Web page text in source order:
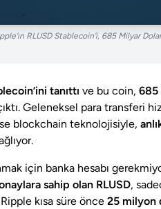
RLUSD Stablecoin’i, 685 Milyar
tanıttı ve bu coin, 685
Geleneksel para transferi
ise blockchain teknolojisiyle,
için banka hesabı
sahip olan RLUSD,
kısa süre önce 25 milyon